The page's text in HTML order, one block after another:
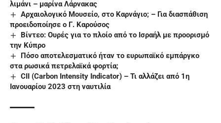
λιμάνι – μαρίνα Λάρνακας
Αρχαιολογικό Μουσείο, στο Καρνάγιο; – Για διασπάθιση
προειδοποίησε ο Γ. Καρούσος
Βίντεο: Ουρές για το πλοίο από το Ισραήλ με προορισμό
την Κύπρο
Πόσο αποτελεσματικό ήταν το ευρωπαϊκό εμπάργκο
στα ρωσικά πετρελαϊκά φορτία;
CII (Carbon Intensity Indicator) – Τι αλλάζει από 1η
Ιανουαρίου 2023 στη ναυτιλία